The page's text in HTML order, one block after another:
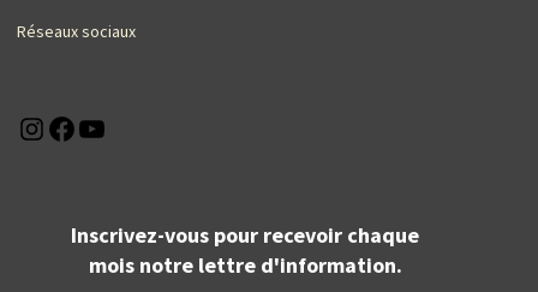
Réseaux sociaux
Instagram
Facebook
Inscrivez-vous pour recevoir chaque
mois notre lettre d'information.